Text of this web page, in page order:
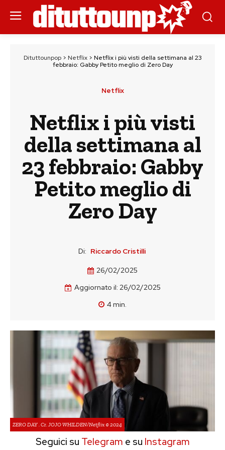
Dituttounpop> Netflix> Netflix i più visti della settimana al 23
febbraio: Gabby Petito meglio di Zero Day
Netflix
Netflix i più visti
della settimana al
23 febbraio: Gabby
Petito meglio di
Zero Day
Di: Riccardo Cristilli
26/02/2025
Aggiornato il: 26/02/2025
4min.
ZERO DAY . Cr. JOJO WHILDEN/Netflix © 2024
Seguici su Telegram e su Instagram